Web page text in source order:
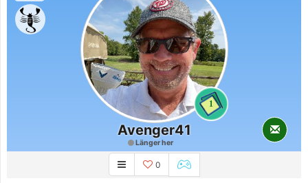
1
Avenger41
Länger her
0